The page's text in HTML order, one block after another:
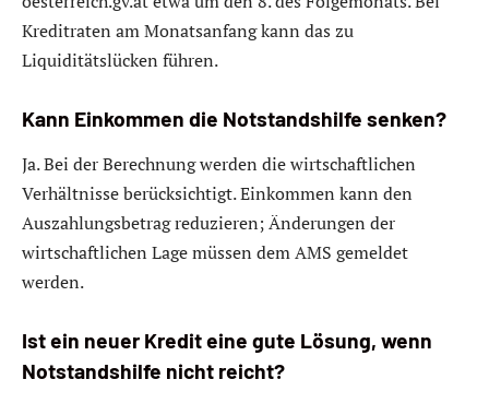
Kreditraten am Monatsanfang kann das zu
Liquiditätslücken führen.
Kann Einkommen die Notstandshilfe senken?
Ja. Bei der Berechnung werden die wirtschaftlichen
Verhältnisse berücksichtigt. Einkommen kann den
Auszahlungsbetrag reduzieren; Änderungen der
wirtschaftlichen Lage müssen dem AMS gemeldet
werden.
Ist ein neuer Kredit eine gute Lösung, wenn
Notstandshilfe nicht reicht?